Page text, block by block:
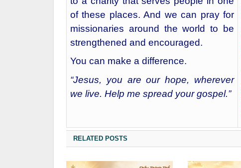
Church in that region. We can donate
to a charity that serves people in one
of these places. And we can pray for
missionaries around the world to be
strengthened and encouraged.
You can make a difference.
“Jesus, you are our hope, wherever